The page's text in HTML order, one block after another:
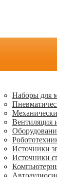
Наборы для
Вентиляция
Источники
Источники